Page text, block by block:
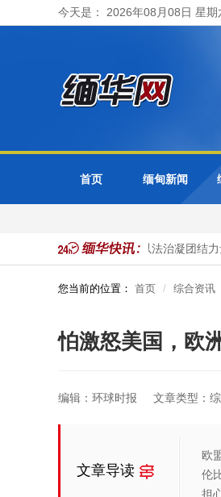
今天是： 2026年08月08日 星期
首页 缅甸新闻
缅甸官媒发表署名文章《以法治凝团结力
您当前的位置： 首页 综合资讯
怕激怒美国，欧
编辑：环球时报 文章类型：
文章导读
欧
伦
担